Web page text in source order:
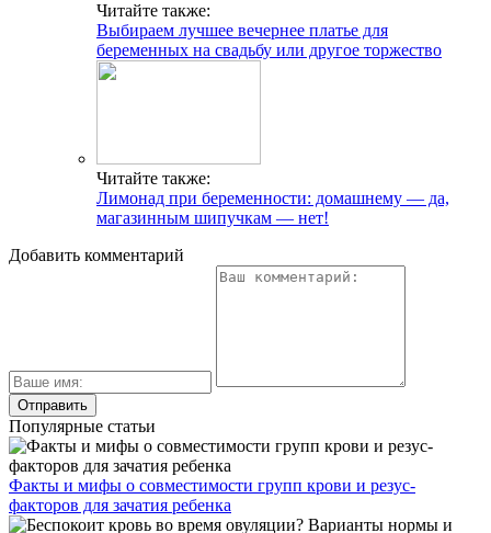
Читайте также:
Выбираем лучшее вечернее платье для
беременных на свадьбу или другое торжество
Читайте также:
Лимонад при беременности: домашнему — да,
магазинным шипучкам — нет!
Добавить комментарий
Популярные статьи
Факты и мифы о совместимости групп крови и резус-
факторов для зачатия ребенка